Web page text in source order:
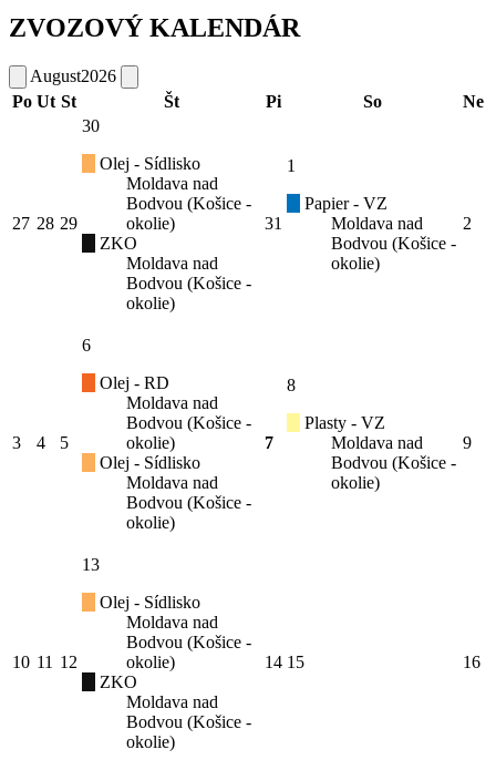
ZVOZOVÝ KALENDÁR
August2026
Po Ut St Št Pi So Ne
27 28 29
30
Olej - Sídlisko
Moldava nad
Bodvou (Košice -
okolie)
ZKO
Moldava nad
Bodvou (Košice -
okolie)
31
1
Papier - VZ
Moldava nad
Bodvou (Košice -
okolie)
2
3 4 5
6
Olej - RD
Moldava nad
Bodvou (Košice -
okolie)
Olej - Sídlisko
Moldava nad
Bodvou (Košice -
okolie)
7
8
Plasty - VZ
Moldava nad
Bodvou (Košice -
okolie)
9
10 11 12
13
Olej - Sídlisko
Moldava nad
Bodvou (Košice -
okolie)
ZKO
Moldava nad
Bodvou (Košice -
okolie)
14 15 16